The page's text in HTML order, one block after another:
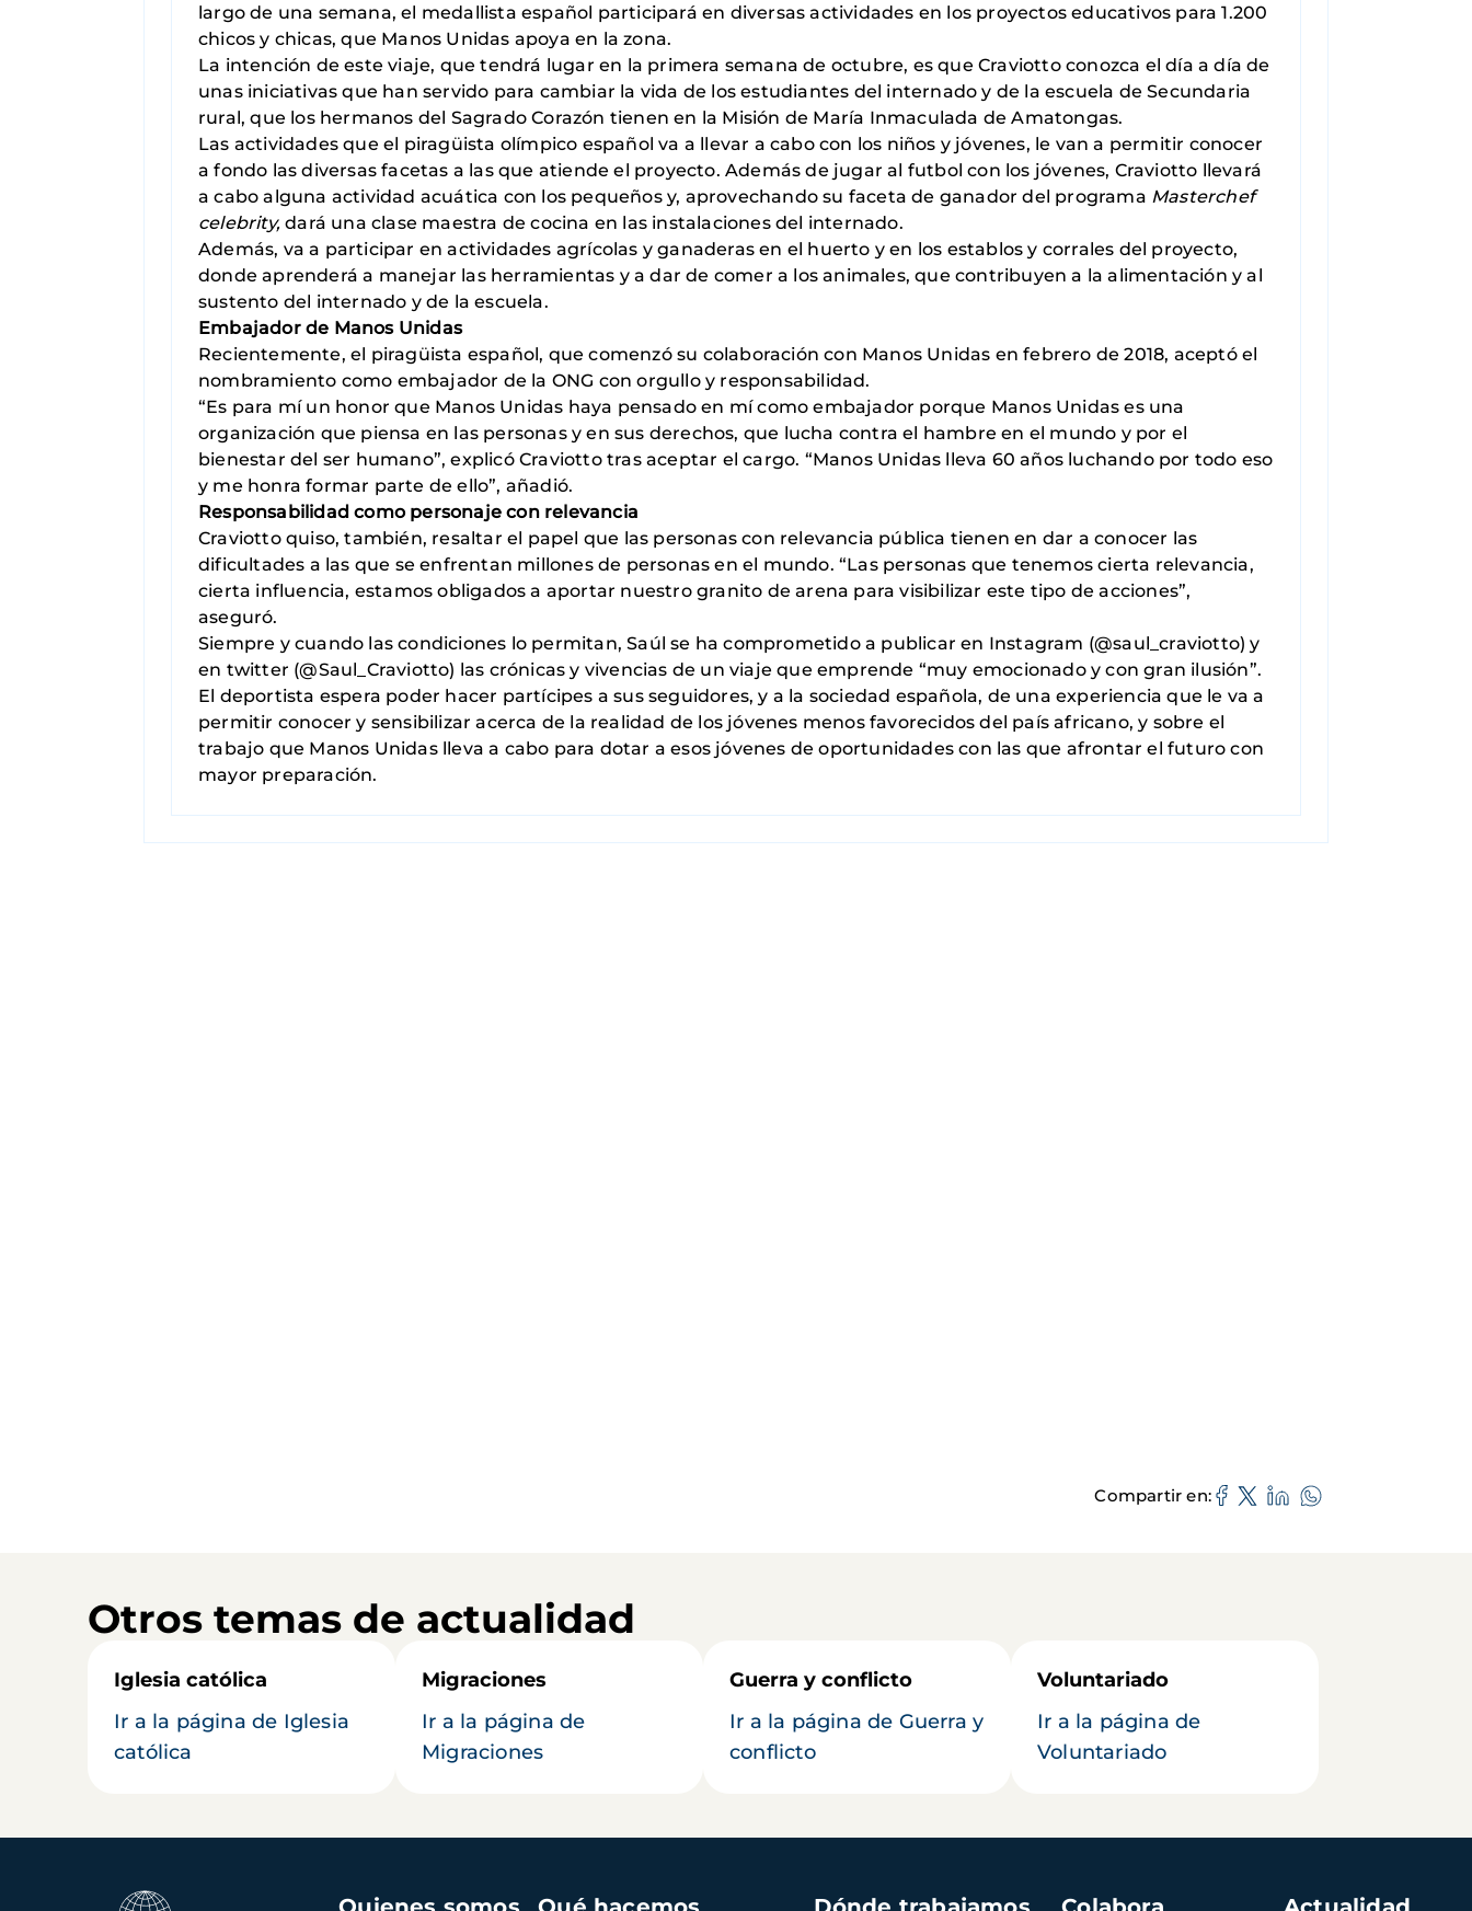
largo de una semana, el medallista español participará en diversas actividades en los proyectos educativos para 1.200
chicos y chicas, que Manos Unidas apoya en la zona.
La intención de este viaje, que tendrá lugar en la primera semana de octubre, es que Craviotto conozca el día a día de
unas iniciativas que han servido para cambiar la vida de los estudiantes del internado y de la escuela de Secundaria
rural, que los hermanos del Sagrado Corazón tienen en la Misión de María Inmaculada de Amatongas.
Las actividades que el piragüista olímpico español va a llevar a cabo con los niños y jóvenes, le van a permitir conocer
a fondo las diversas facetas a las que atiende el proyecto. Además de jugar al futbol con los jóvenes, Craviotto llevará
a cabo alguna actividad acuática con los pequeños y, aprovechando su faceta de ganador del programa Masterchef
celebrity, dará una clase maestra de cocina en las instalaciones del internado.
Además, va a participar en actividades agrícolas y ganaderas en el huerto y en los establos y corrales del proyecto,
donde aprenderá a manejar las herramientas y a dar de comer a los animales, que contribuyen a la alimentación y al
sustento del internado y de la escuela.
Embajador de Manos Unidas
Recientemente, el piragüista español, que comenzó su colaboración con Manos Unidas en febrero de 2018, aceptó el
nombramiento como embajador de la ONG con orgullo y responsabilidad.
“Es para mí un honor que Manos Unidas haya pensado en mí como embajador porque Manos Unidas es una
organización que piensa en las personas y en sus derechos, que lucha contra el hambre en el mundo y por el
bienestar del ser humano”, explicó Craviotto tras aceptar el cargo. “Manos Unidas lleva 60 años luchando por todo eso
y me honra formar parte de ello”, añadió.
Responsabilidad como personaje con relevancia
Craviotto quiso, también, resaltar el papel que las personas con relevancia pública tienen en dar a conocer las
dificultades a las que se enfrentan millones de personas en el mundo. “Las personas que tenemos cierta relevancia,
cierta influencia, estamos obligados a aportar nuestro granito de arena para visibilizar este tipo de acciones”,
aseguró.
Siempre y cuando las condiciones lo permitan, Saúl se ha comprometido a publicar en Instagram (@saul_craviotto) y
en twitter (@Saul_Craviotto) las crónicas y vivencias de un viaje que emprende “muy emocionado y con gran ilusión”.
El deportista espera poder hacer partícipes a sus seguidores, y a la sociedad española, de una experiencia que le va a
permitir conocer y sensibilizar acerca de la realidad de los jóvenes menos favorecidos del país africano, y sobre el
trabajo que Manos Unidas lleva a cabo para dotar a esos jóvenes de oportunidades con las que afrontar el futuro con
mayor preparación.
Compartir en
Otros temas de actualidad
Iglesia católica
Ir a la página de Iglesia
católica
Migraciones
Ir a la página de
Migraciones
Guerra y conflicto
Ir a la página de Guerra y
conflicto
Voluntariado
Ir a la página de
Voluntariado
Navegación